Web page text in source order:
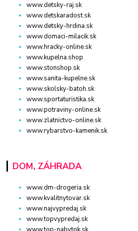
www.detsky-raj.sk
www.detskaradost.sk
www.detsky-hrdina.sk
www.domaci-milacik.sk
www.hracky-online.sk
www.kupelna.shop
www.stonshop.sk
www.sanita-kupelne.sk
www.skolsky-batoh.sk
www.sportaturistika.sk
www.potraviny-online.sk
www.zlatnictvo-online.sk
www.rybarstvo-kamenik.sk
DOM, ZÁHRADA
www.dm-drogeria.sk
www.kvalitnytovar.sk
www.najvypredaj.sk
www.topvypredaj.sk